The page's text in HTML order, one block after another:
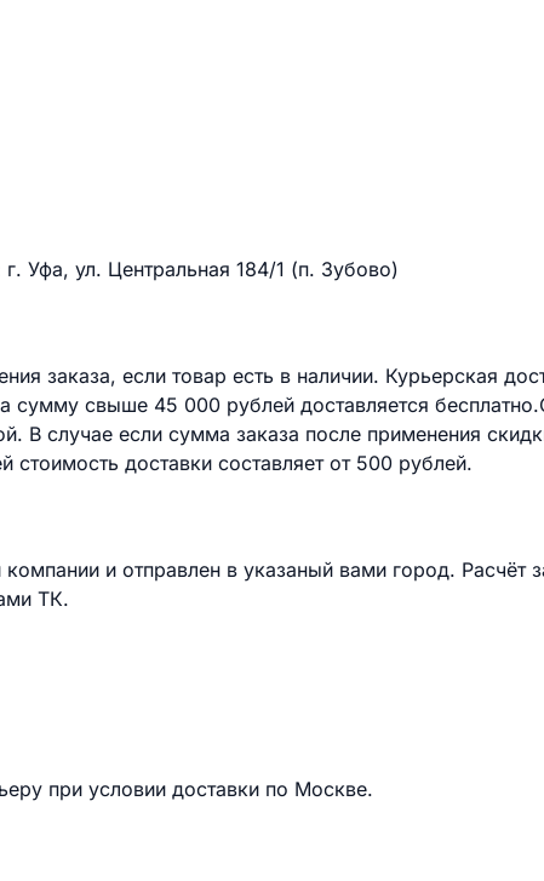
Уфа, ул. Центральная 184/1 (п. Зубово)
заказа, если товар есть в наличии. Курьерская
свыше 45 000 рублей доставляется
В случае если сумма заказа после применения
доставки составляет от 500 рублей.
и отправлен в указаный вами город. Расчёт
ТК.
при условии доставки по Москве.